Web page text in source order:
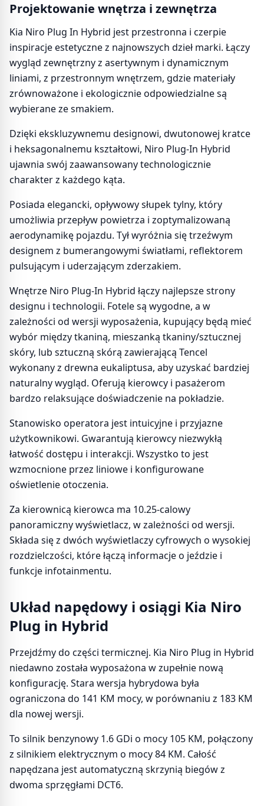
Projektowanie wnętrza i zewnętrza
Kia Niro Plug In Hybrid jest przestronna i czerpie
inspiracje estetyczne z najnowszych dzieł marki. Łączy
wygląd zewnętrzny z asertywnym i dynamicznym
liniami, z przestronnym wnętrzem, gdzie materiały
zrównoważone i ekologicznie odpowiedzialne są
wybierane ze smakiem.
Dzięki ekskluzywnemu designowi, dwutonowej kratce
i heksagonalnemu kształtowi, Niro Plug-In Hybrid
ujawnia swój zaawansowany technologicznie
charakter z każdego kąta.
Posiada elegancki, opływowy słupek tylny, który
umożliwia przepływ powietrza i zoptymalizowaną
aerodynamikę pojazdu. Tył wyróżnia się trzeźwym
designem z bumerangowymi światłami, reflektorem
pulsującym i uderzającym zderzakiem.
Wnętrze Niro Plug-In Hybrid łączy najlepsze strony
designu i technologii. Fotele są wygodne, a w
zależności od wersji wyposażenia, kupujący będą mieć
wybór między tkaniną, mieszanką tkaniny/sztucznej
skóry, lub sztuczną skórą zawierającą Tencel
wykonany z drewna eukaliptusa, aby uzyskać bardziej
naturalny wygląd. Oferują kierowcy i pasażerom
bardzo relaksujące doświadczenie na pokładzie.
Stanowisko operatora jest intuicyjne i przyjazne
użytkownikowi. Gwarantują kierowcy niezwykłą
łatwość dostępu i interakcji. Wszystko to jest
wzmocnione przez liniowe i konfigurowane
oświetlenie otoczenia.
Za kierownicą kierowca ma 10.25-calowy
panoramiczny wyświetlacz, w zależności od wersji.
Składa się z dwóch wyświetlaczy cyfrowych o wysokiej
rozdzielczości, które łączą informacje o jeździe i
funkcje infotainmentu.
Układ napędowy i osiągi Kia Niro
Plug in Hybrid
Przejdźmy do części termicznej. Kia Niro Plug in Hybrid
niedawno została wyposażona w zupełnie nową
konfigurację. Stara wersja hybrydowa była
ograniczona do 141 KM mocy, w porównaniu z 183 KM
dla nowej wersji.
To silnik benzynowy 1.6 GDi o mocy 105 KM, połączony
z silnikiem elektrycznym o mocy 84 KM. Całość
napędzana jest automatyczną skrzynią biegów z
dwoma sprzęgłami DCT6.